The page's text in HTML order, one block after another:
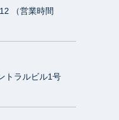
（営業時間
トラルビル1号